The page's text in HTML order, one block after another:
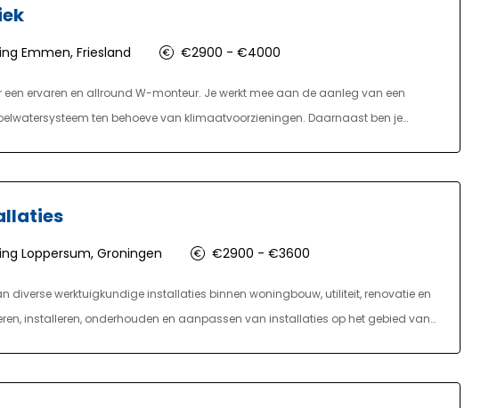
Emmen, Friesland €2900 - €4000
ervaren en allround W-monteur. Je werkt mee aan de aanleg van een
ten behoeve van klimaatvoorzieningen. Daarnaast ben je
voert installatiewerkzaamheden uit aan sanitaire installaties en
technische tekeningen is hierbij essentieel, zodat je de werkzaamheden
de genoemde werkzaamheden verricht je ook aanverwante
Loppersum, Groningen €2900 - €3600
diverse werktuigkundige installaties binnen woningbouw, utiliteit, renovatie en
installeren, onderhouden en aanpassen van installaties op het gebied van
locatie denk je praktisch mee, los je technische uitdagingen op en stem je
Door de afwisseling in projecten is geen werkdag hetzelfde.